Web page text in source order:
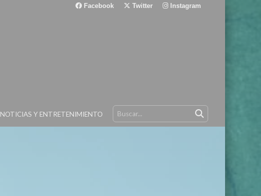
Facebook Twitter Instagram
NOTICIAS Y ENTRETENIMIENTO